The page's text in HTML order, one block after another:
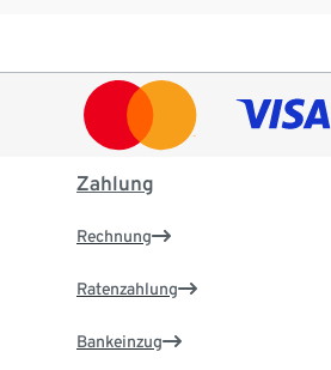
Zahlung
Rechnung
Ratenzahlung
Bankeinzug